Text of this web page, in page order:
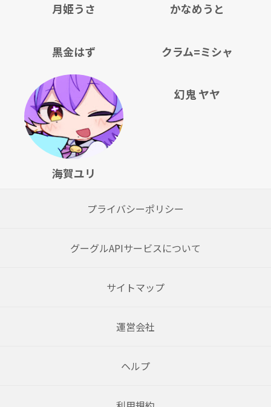
月姫うさ かなめうと
黒金はず クラム=ミシャ
海賀ユリ
幻鬼 ヤヤ
プライバシーポリシー
グーグルAPIサービスについて
サイトマップ
運営会社
ヘルプ